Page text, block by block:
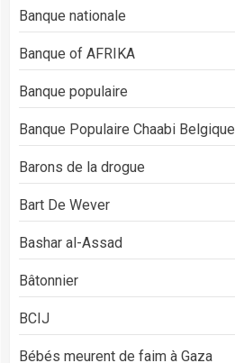
Banque nationale
Banque of AFRIKA
Banque populaire
Banque Populaire Chaabi Belgique
Barons de la drogue
Bart De Wever
Bashar al-Assad
Bâtonnier
BCIJ
Bébés meurent de faim à Gaza